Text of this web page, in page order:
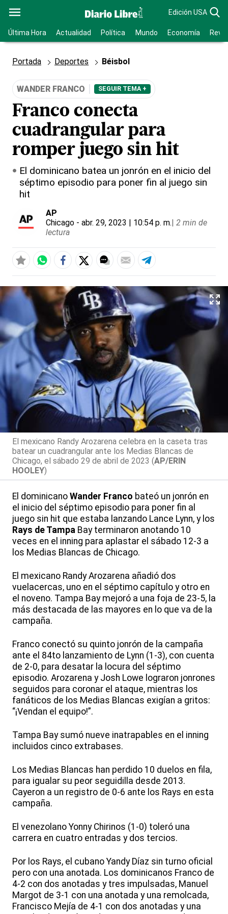
Edición USA
Última Hora Actualidad Política Mundo Economía
Portada Deportes Béisbol
WANDER FRANCO SEGUIR TEMA +
Franco conecta
cuadrangular para
romper juego sin hit
El dominicano batea un jonrón en el inicio del
séptimo episodio para poner fin al juego sin
hit
AP
Chicago - abr. 29, 2023 | 10:54 p. m.| 2 min de
lectura
El mexicano Randy Arozarena celebra en la caseta tras
batear un cuadrangular ante los Medias Blancas de
Chicago, el sábado 29 de abril de 2023 (AP/ERIN
HOOLEY)
El dominicano Wander Franco bateó un jonrón en
el inicio del séptimo episodio para poner fin al
juego sin hit que estaba lanzando Lance Lynn, y los
Rays de Tampa Bay terminaron anotando 10
veces en el inning para aplastar el sábado 12-3 a
los Medias Blancas de Chicago.
El mexicano Randy Arozarena añadió dos
vuelacercas, uno en el séptimo capítulo y otro en
el noveno. Tampa Bay mejoró a una foja de 23-5, la
más destacada de las mayores en lo que va de la
campaña.
Franco conectó su quinto jonrón de la campaña
ante el 84to lanzamiento de Lynn (1-3), con cuenta
de 2-0, para desatar la locura del séptimo
episodio. Arozarena y Josh Lowe lograron jonrones
seguidos para coronar el ataque, mientras los
fanáticos de los Medias Blancas exigían a gritos:
“¡Vendan el equipo!”.
Tampa Bay sumó nueve inatrapables en el inning
incluidos cinco extrabases.
Los Medias Blancas han perdido 10 duelos en fila,
para igualar su peor seguidilla desde 2013.
Cayeron a un registro de 0-6 ante los Rays en esta
campaña.
El venezolano Yonny Chirinos (1-0) toleró una
carrera en cuatro entradas y dos tercios.
Por los Rays, el cubano Yandy Díaz sin turno oficial
pero con una anotada. Los dominicanos Franco de
4-2 con dos anotadas y tres impulsadas, Manuel
Margot de 3-1 con una anotada y una remolcada,
Francisco Mejía de 4-1 con dos anotadas y una